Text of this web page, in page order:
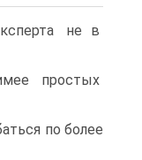
не в
по более